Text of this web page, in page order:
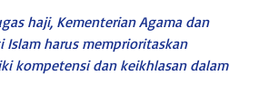
haji, Kementerian Agama dan
Islam harus memprioritaskan
kompetensi dan keikhlasan dalam